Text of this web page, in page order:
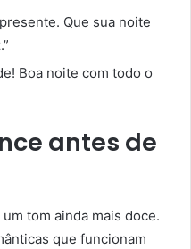
Que sua noite
Boa noite com todo o
antes de
tom ainda mais doce.
que funcionam